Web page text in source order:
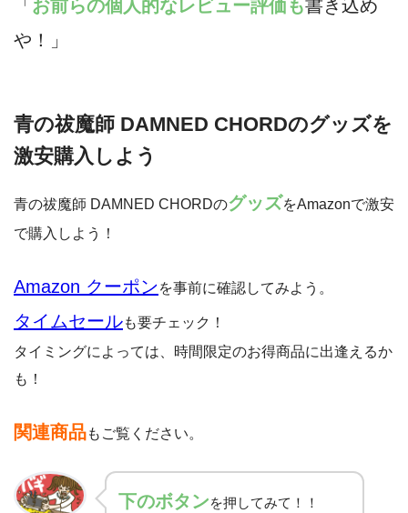
「 お前らの個人的なレビュー評価も書き込め
や！」
青の祓魔師 DAMNED CHORDのグッズを
激安購入しよう
青の祓魔師 DAMNED CHORDのグッズをAmazonで激安
で購入しよう！
Amazon クーポンを事前に確認してみよう。
タイムセールも要チェック！
タイミングによっては、時間限定のお得商品に出逢えるか
も！
関連商品もご覧ください。
下のボタンを押してみて！！